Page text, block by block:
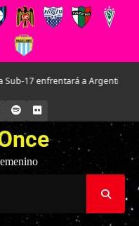
17 enfrentará a Argentina
YOUTUBE
SPOTIFYFLICKR